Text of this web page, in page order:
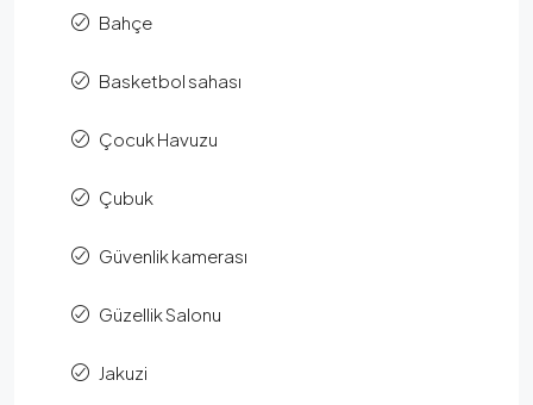
Bahçe
Basketbol sahası
Çocuk Havuzu
Çubuk
Güvenlik kamerası
Güzellik Salonu
Jakuzi